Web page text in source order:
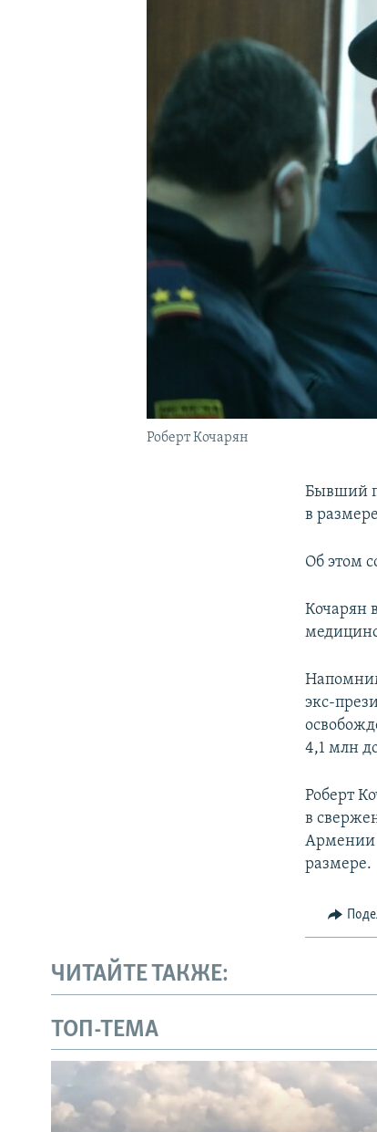
Роберт Кочарян
Бывший
в
Об этом
Кочарян
экс-
4,1 млн
Роберт
в
Армении
размере.
ЧИТАЙТЕ ТАКЖЕ:
ТОП-ТЕМА